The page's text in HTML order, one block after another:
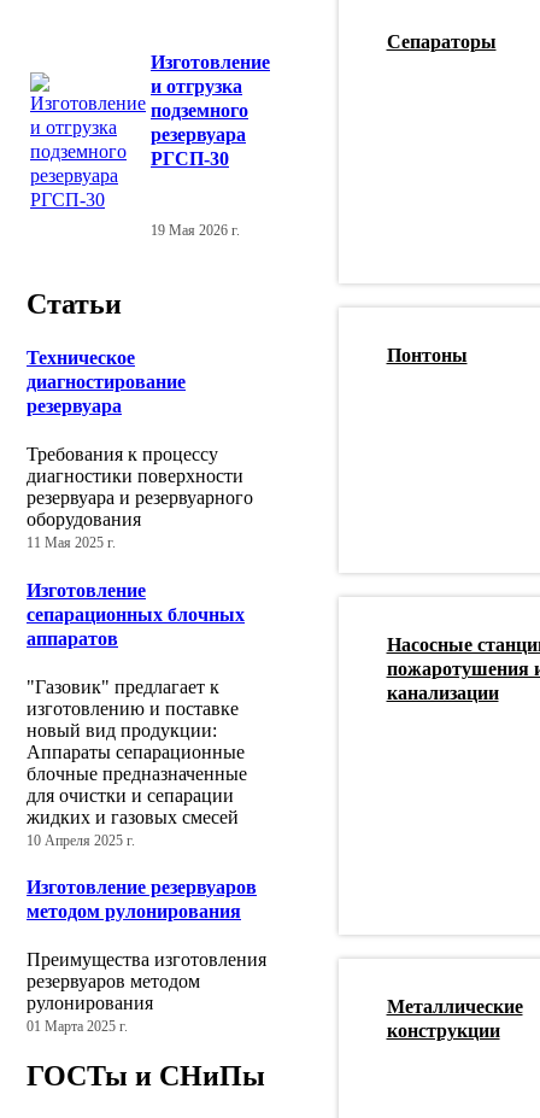
Изготовление
и отгрузка
подземного
резервуара
РГСП-30
19 Мая 2026 г.
Статьи
Техническое
диагностирование
резервуара
Требования к процессу
диагностики поверхности
резервуара и резервуарного
оборудования
11 Мая 2025 г.
Изготовление
сепарационных блочных
аппаратов
"Газовик" предлагает к
изготовлению и поставке
новый вид продукции:
Аппараты сепарационные
блочные предназначенные
для очистки и сепарации
жидких и газовых смесей
10 Апреля 2025 г.
Изготовление резервуаров
методом рулонирования
Преимущества изготовления
резервуаров методом
рулонирования
01 Марта 2025 г.
ГОСТы и СНиПы
Сепараторы
Понтоны
Насосные
пожаротушения
канализации
Металлические
конструкции